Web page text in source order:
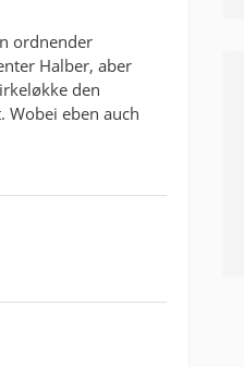
ordnender
Halber, aber
den
Wobei eben auch